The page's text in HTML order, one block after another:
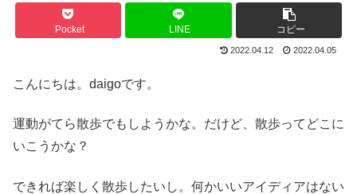
Pocket LINE コピー
2022.04.12 2022.04.05
こんにちは。daigoです。
運動がてら散歩でもしようかな。だけど、散歩ってどこに
いこうかな？
できれば楽しく散歩したいし。何かいいアイディアはない